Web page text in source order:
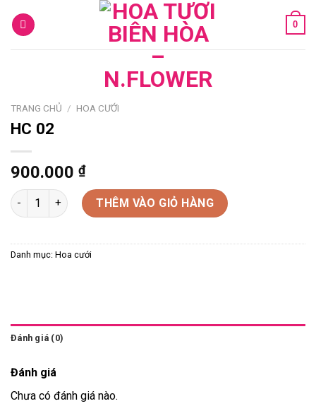
0
TRANG CHỦ / HOA CƯỚI
HC 02
900.000 ₫
HC 02 số lượng THÊM VÀO GIỎ HÀNG
Danh mục: Hoa cưới
Đánh giá (0)
Đánh giá
Chưa có đánh giá nào.